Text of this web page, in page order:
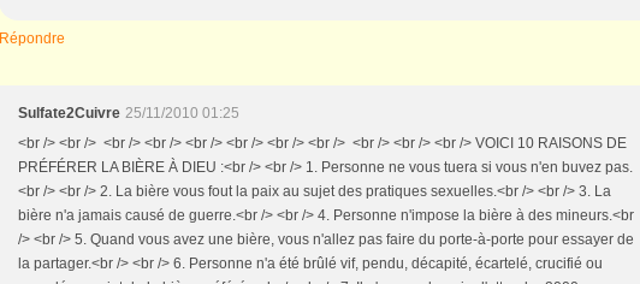
Répondre
Sulfate2Cuivre 25/11/2010 01:25
<br /> <br /> <br /> <br /> <br /> <br /> <br /> <br /> <br /> <br /> <br /> VOICI 10 RAISONS DE
PRÉFÉRER LA BIÈRE À DIEU :<br /> <br /> 1. Personne ne vous tuera si vous n'en buvez pas.
<br /> <br /> 2. La bière vous fout la paix au sujet des pratiques sexuelles.<br /> <br /> 3. La
bière n'a jamais causé de guerre.<br /> <br /> 4. Personne n'impose la bière à des mineurs.<br
/> <br /> 5. Quand vous avez une bière, vous n'allez pas faire du porte-à-porte pour essayer de
la partager.<br /> <br /> 6. Personne n'a été brûlé vif, pendu, décapité, écartelé, crucifié ou